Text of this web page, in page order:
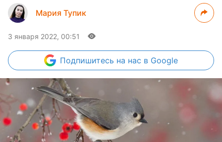
Мария Тупик
3 января 2022, 00:51
Подпишитесь на нас в Google